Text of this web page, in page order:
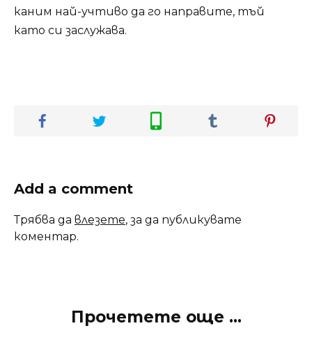
каним най-учтиво да го направите, тъй
като си заслужава.
Add a comment
Трябва да влезете, за да публикувате
коментар.
Прочетете още ...